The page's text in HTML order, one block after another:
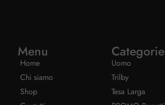
Menu
Home
Chi siamo
Shop
Categorie
Uomo
Trilby
Tesa Larga